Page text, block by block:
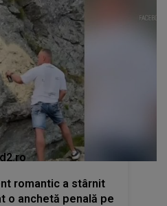
romantic a stârnit
o anchetă penală pe